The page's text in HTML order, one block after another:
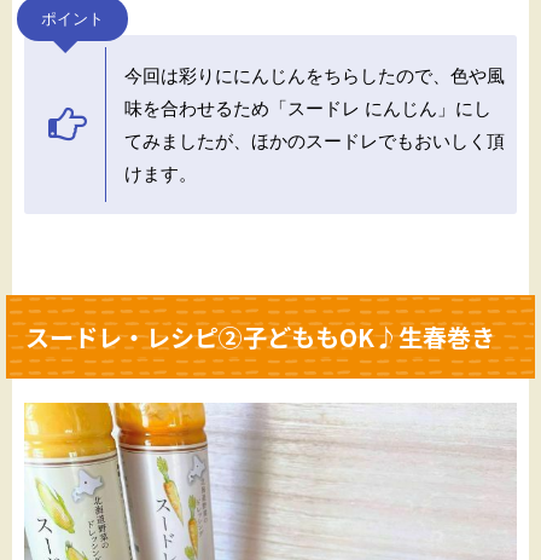
ポイント
今回は彩りににんじんをちらしたので、色や風
味を合わせるため「スードレ にんじん」にし
てみましたが、ほかのスードレでもおいしく頂
けます。
スードレ・レシピ②子どももOK♪生春巻き